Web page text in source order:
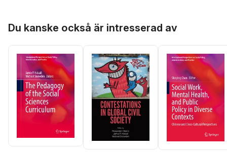
Du kanske också är intresserad av